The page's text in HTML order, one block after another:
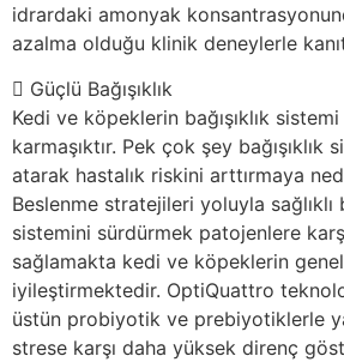
idrardaki amonyak
azalma olduğu klinik deneylerle
Güçlü Bağışıklık
Kedi ve köpeklerin bağışıklık
karmaşıktır. Pek çok şey bağışıklık
atarak hastalık riskini arttırmaya
Beslenme stratejileri yoluyla sağlıklı
sistemini sürdürmek patojenlere
sağlamakta kedi ve köpeklerin genel
iyileştirmektedir. OptiQuattro
üstün probiyotik ve prebiyotiklerle
strese karşı daha yüksek direnç